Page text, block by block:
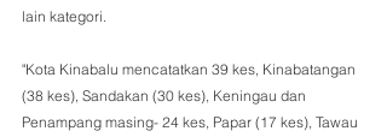
lain kategori.
"Kota Kinabalu mencatatkan 39 kes, Kinabatangan
(38 kes), Sandakan (30 kes), Keningau dan
Penampang masing- 24 kes, Papar (17 kes), Tawau